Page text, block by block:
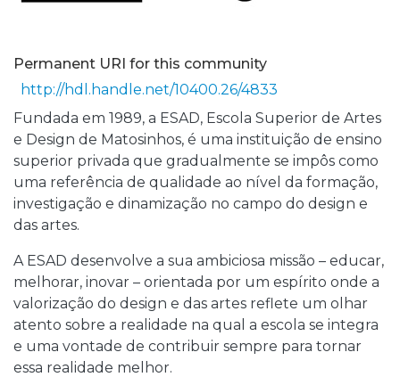
Permanent URI for this community
http://hdl.handle.net/10400.26/4833
Fundada em 1989, a ESAD, Escola Superior de Artes
e Design de Matosinhos, é uma instituição de ensino
superior privada que gradualmente se impôs como
uma referência de qualidade ao nível da formação,
investigação e dinamização no campo do design e
das artes.
A ESAD desenvolve a sua ambiciosa missão – educar,
melhorar, inovar – orientada por um espírito onde a
valorização do design e das artes reflete um olhar
atento sobre a realidade na qual a escola se integra
e uma vontade de contribuir sempre para tornar
essa realidade melhor.